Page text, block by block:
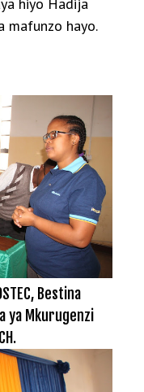
mafunzo hayo.
Bestina
ya Mkurugenzi